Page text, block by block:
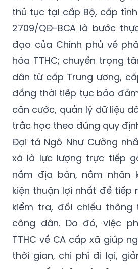
thủ tục tại cấp Bộ, cấp
2709/QĐ-BCA là bước
đạo của Chính phủ về
hóa TTHC; chuyển trọng
dân từ cấp Trung ương,
đồng thời tiếp tục bảo
căn cước, quản lý dữ liệu
trắc học theo đúng quy
Đại tá Ngô Như Cường
xã là lực lượng trực tiếp
nắm địa bàn, nắm nhân
kiện thuận lợi nhất để tiếp
kiểm tra, đối chiếu
công dân. Do đó, việc
TTHC về CA cấp xã giúp
thời gian, chi phí đi lại,